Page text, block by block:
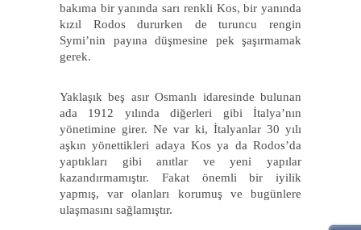
bakıma bir yanında sarı renkli Kos, bir yanında
kızıl Rodos dururken de turuncu rengin
Symi’nin payına düşmesine pek şaşırmamak
gerek.
Yaklaşık beş asır Osmanlı idaresinde bulunan
ada 1912 yılında diğerleri gibi İtalya’nın
yönetimine girer. Ne var ki, İtalyanlar 30 yılı
aşkın yönettikleri adaya Kos ya da Rodos’da
yaptıkları gibi anıtlar ve yeni yapılar
kazandırmamıştır. Fakat önemli bir iyilik
yapmış, var olanları korumuş ve bugünlere
ulaşmasını sağlamıştır.